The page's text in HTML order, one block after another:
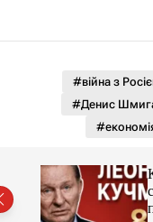
д
у
#війна з
#Денис